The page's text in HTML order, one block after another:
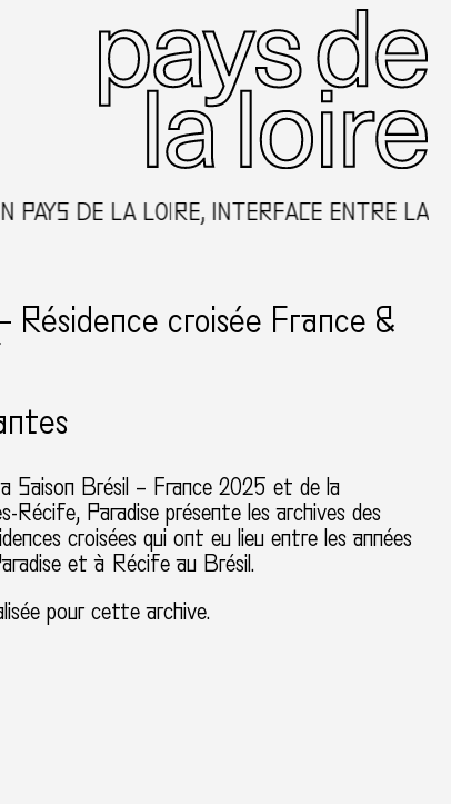
DE LA LOIRE, INTERFACE ENTRE LA
Résidence croisée France &
Saison Brésil – France 2025 et de la
Récife, Paradise présente les archives des
croisées qui ont eu lieu entre les années
et à Récife au Brésil.
pour cette archive.